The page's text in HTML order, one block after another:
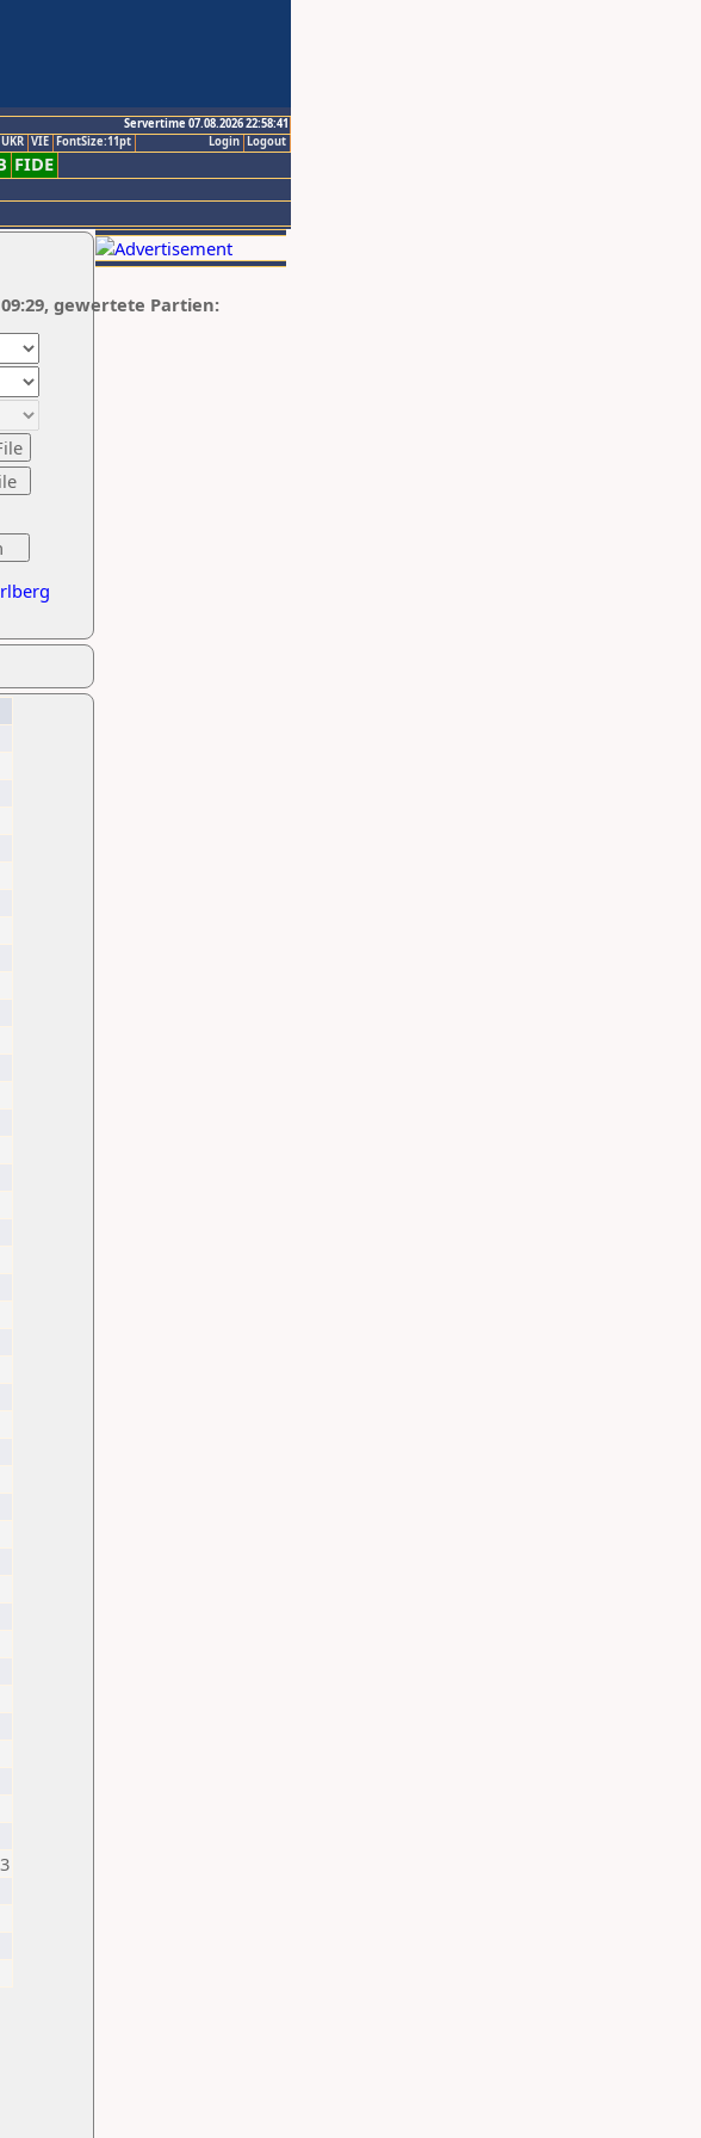
Servertime 07.08.2026 22:58:41
Logout
Login
UKR VIE FontSize:11pt
FIDE
09:29, gewertete Partien: